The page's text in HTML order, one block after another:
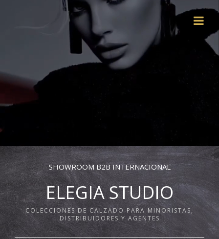
SHOWROOM B2B INTERNACIONAL
ELEGIA STUDIO
COLECCIONES DE CALZADO PARA MINORISTAS,
DISTRIBUIDORES Y AGENTES